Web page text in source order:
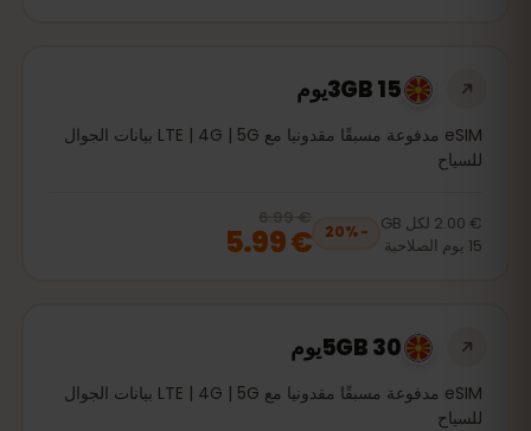
3GB 15يوم
eSIM مدفوعة مسبقًا مقدونيا مع LTE | 4G | 5G بيانات الجوال
للسياح
€ 2.00 لكل GB
15 يوم الصلاحية
−
20%
20% off, was
€ 5.99 € 6.99
€ 5.99
5GB 30يوم
eSIM مدفوعة مسبقًا مقدونيا مع LTE | 4G | 5G بيانات الجوال
للسياح